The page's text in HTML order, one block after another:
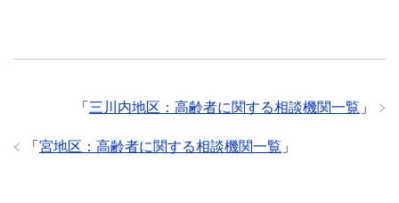
「 三川内地区：高齢者に関する相談機関一覧 」
「 宮地区：高齢者に関する相談機関一覧 」